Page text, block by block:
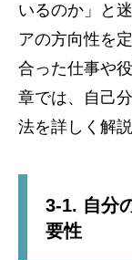
いるのか」と
アの方向性を
合った仕事や
章では、自己
法を詳しく解説
3-1. 自分
要性